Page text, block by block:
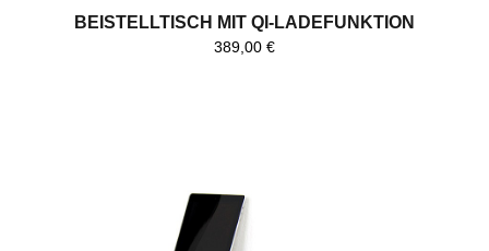
BEISTELLTISCH MIT QI-LADEFUNKTION
389,00 €